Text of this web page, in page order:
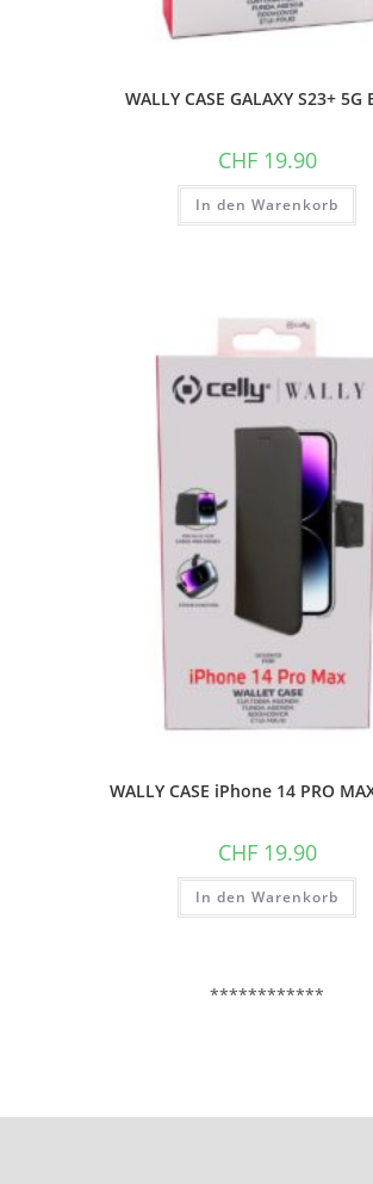
WALLY CASE GALAXY S23+ 5G
CHF19.90
In den Warenkorb
WALLY CASE iPhone 14 PRO
CHF19.90
In den Warenkorb
************